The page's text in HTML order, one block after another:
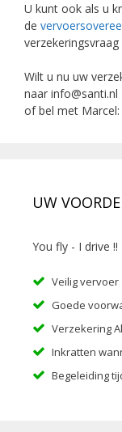
U kunt ook als u
de
verzekeringsvraag
Wilt u nu uw
naar info@santi.nl
of bel met
UW
You fly - I drive !!
Veilig vervoer
Goede
Verzekering
Inkratten
Begeleiding